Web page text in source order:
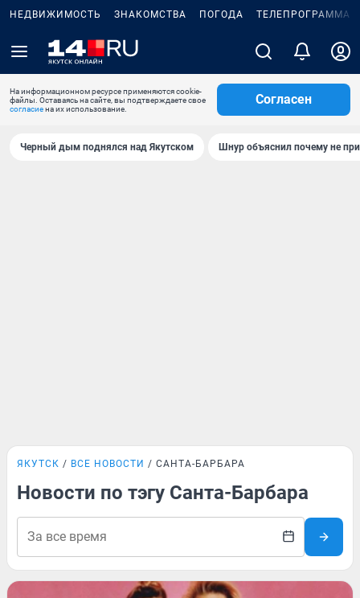
НЕДВИЖИМОСТЬ ЗНАКОМСТВА ПОГОДА ТЕЛЕПРОГРАММА
На информационном ресурсе применяются cookie-
файлы. Оставаясь на сайте, вы подтверждаете свое
согласиена их использование.
Согласен
Черный дым поднялся над Якутском Шнур объяснил почему не
ЯКУТСК ВСЕ НОВОСТИ САНТА-БАРБАРА
Новости по тэгу Санта-Барбара